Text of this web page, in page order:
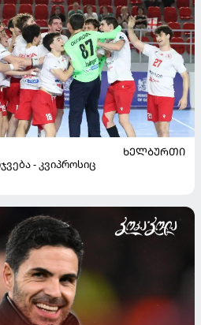
ᲮᲔᲚᲑᲣᲠᲗᲘ
- კვიპროსიც